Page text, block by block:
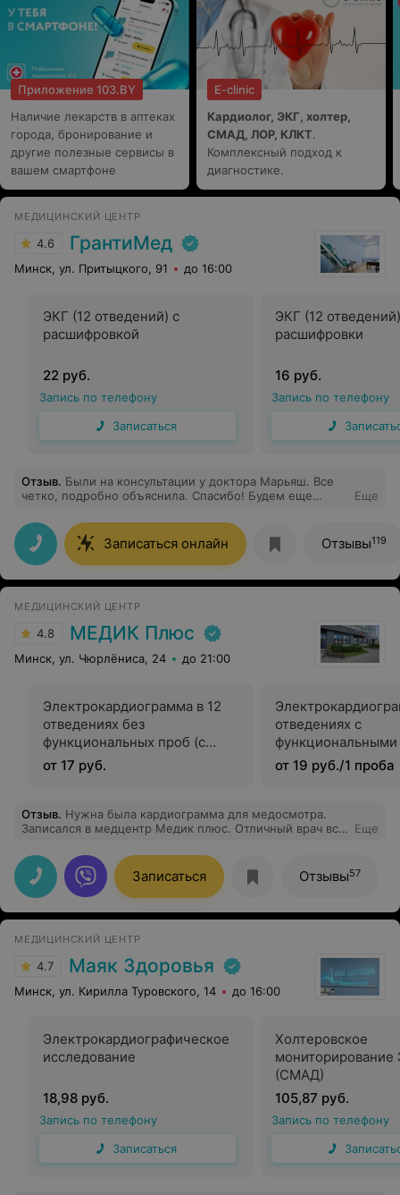
Приложение 103.BY
Наличие лекарств в аптеках
города, бронирование и
другие полезные сервисы в
вашем смартфоне
E-clinic
Кардиолог, ЭКГ, холтер,
СМАД, ЛОР, КЛКТ.
Комплексный подход к
диагностике.
МЕДИЦИНСКИЙ ЦЕНТР
4.6 ГрантиМед
Минск, ул. Притыцкого, 91 до 16:00
ЭКГ (12 отведений) с
расшифровкой
22 руб.
Запись по телефону
Записаться
ЭКГ (12
расшифровки
16 руб.
Запись по телефону
Отзыв. Были на консультации у доктора Марьяш. Все
четко, подробно объяснила. Спасибо! Будем еще
Еще
Записаться онлайн Отзывы119
МЕДИЦИНСКИЙ ЦЕНТР
4.8 МЕДИК Плюс
Минск, ул. Чюрлёниса, 24 до 21:00
Электрокардиограмма в 12
отведениях без
функциональных проб (с
расшифровкой)
от 17 руб.
отведениях с
(с расшифровкой)
от 19 руб./1 проба
Отзыв. Нужна была кардиограмма для медосмотра.
Записался в медцентр Медик плюс. Отличный врач все
распечатала с расшифровкой. Рекомендую!
Еще
Записаться Отзывы57
МЕДИЦИНСКИЙ ЦЕНТР
4.7 Маяк Здоровья
Минск, ул. Кирилла Туровского, 14 до 16:00
Электрокардиографическое
исследование
18,98 руб.
Запись по телефону
Записаться
Холтеровское
(СМАД)
105,87 руб.
Запись по телефону